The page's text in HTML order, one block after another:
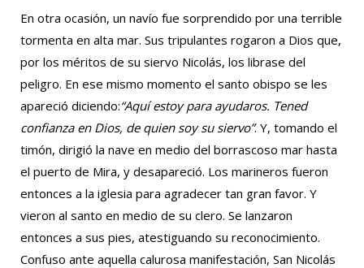
En otra ocasión, un navío fue sorprendido por una terrible
tormenta en alta mar. Sus tripulantes rogaron a Dios que,
por los méritos de su siervo Nicolás, los librase del
peligro. En ese mismo momento el santo obispo se les
apareció diciendo:“Aquí estoy para ayudaros. Tened
confianza en Dios, de quien soy su siervo”. Y, tomando el
timón, dirigió la nave en medio del borrascoso mar hasta
el puerto de Mira, y desapareció. Los marineros fueron
entonces a la iglesia para agradecer tan gran favor. Y
vieron al santo en medio de su clero. Se lanzaron
entonces a sus pies, atestiguando su reconocimiento.
Confuso ante aquella calurosa manifestación, San Nicolás